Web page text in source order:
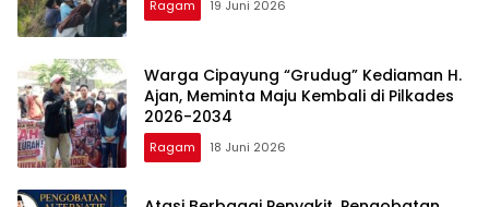
Ragam 19 Juni 2026
Warga Cipayung “Grudug” Kediaman H.
Ajan, Meminta Maju Kembali di Pilkades
2026-2034
Ragam 18 Juni 2026